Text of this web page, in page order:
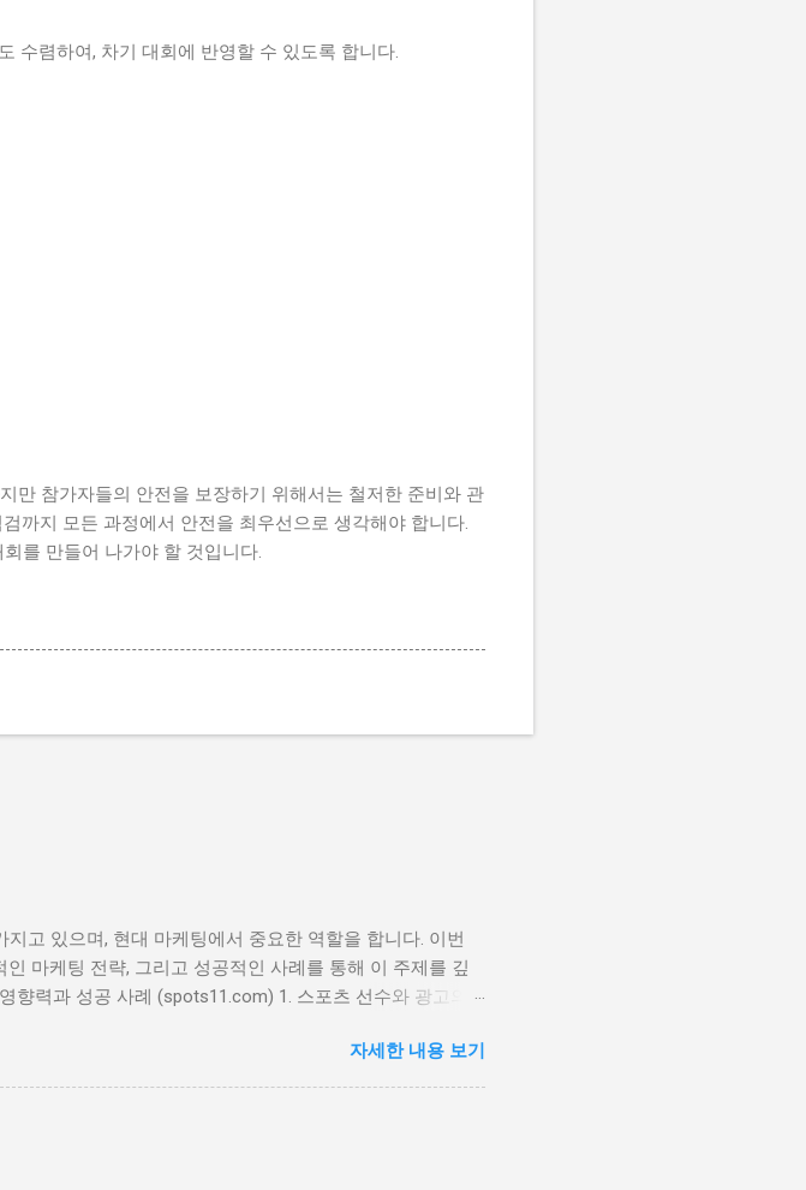
수렴하여, 차기 대회에 반영할 수 있도록 합니다.
만 참가자들의 안전을 보장하기 위해서는 철저한 준비와 관
까지 모든 과정에서 안전을 최우선으로 생각해야 합니다.
를 만들어 나가야 할 것입니다.
고 있으며, 현대 마케팅에서 중요한 역할을 합니다. 이번
마케팅 전략, 그리고 성공적인 사례를 통해 이 주제를 깊
력과 성공 사례 (spots11.com) 1. 스포츠 선수와 광고의
이었지만, 시간이 지나면서 점점 더 복잡한 마케팅 전략으
1920년대에 담배 광고 모델로 활동하며 대중의 주목을 받
와 신뢰성을 통해 제품의 가치를 높이는 역할을 해왔습니
선수와 광고의 관계는 상호 이익을 제공하는데, 이는 다음
자세한 내용 보기